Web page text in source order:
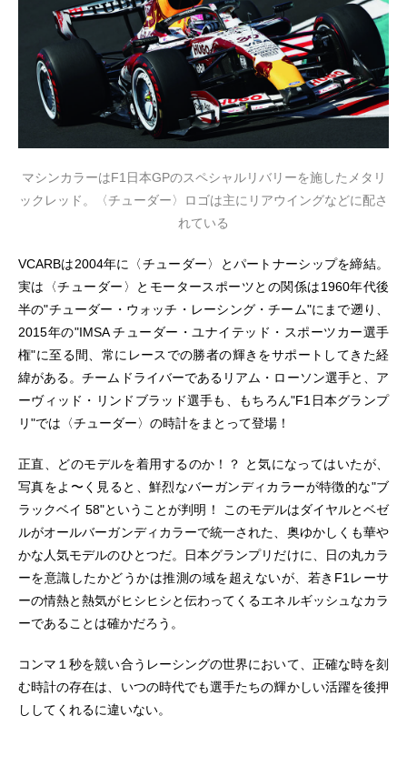
マシンカラーはF1日本GPのスペシャルリバリーを施したメタリ
ックレッド。〈チューダー〉ロゴは主にリアウイングなどに配さ
れている
VCARBは2004年に〈チューダー〉とパートナーシップを締結。
実は〈チューダー〉とモータースポーツとの関係は1960年代後
半の"チューダー・ウォッチ・レーシング・チーム"にまで遡り、
2015年の"IMSA チューダー・ユナイテッド・スポーツカー選手
権"に至る間、常にレースでの勝者の輝きをサポートしてきた経
緯がある。チームドライバーであるリアム・ローソン選手と、ア
ーヴィッド・リンドブラッド選手も、もちろん"F1日本グランプ
リ"では〈チューダー〉の時計をまとって登場！
正直、どのモデルを着用するのか！？ と気になってはいたが、
写真をよ〜く見ると、鮮烈なバーガンディカラーが特徴的な"ブ
ラックベイ 58"ということが判明！ このモデルはダイヤルとベゼ
ルがオールバーガンディカラーで統一された、奥ゆかしくも華や
かな人気モデルのひとつだ。日本グランプリだけに、日の丸カラ
ーを意識したかどうかは推測の域を超えないが、若きF1レーサ
ーの情熱と熱気がヒシヒシと伝わってくるエネルギッシュなカラ
ーであることは確かだろう。
コンマ１秒を競い合うレーシングの世界において、正確な時を刻
む時計の存在は、いつの時代でも選手たちの輝かしい活躍を後押
ししてくれるに違いない。